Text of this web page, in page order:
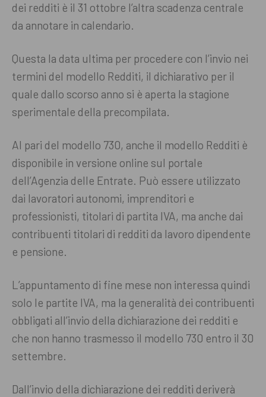
dei redditi è il 31 ottobre l’altra scadenza centrale
da annotare in calendario.
Questa la data ultima per procedere con l’invio nei
termini del modello Redditi, il dichiarativo per il
quale dallo scorso anno si è aperta la stagione
sperimentale della precompilata.
Al pari del modello 730, anche il modello Redditi è
disponibile in versione online sul portale
dell’Agenzia delle Entrate. Può essere utilizzato
dai lavoratori autonomi, imprenditori e
professionisti, titolari di partita IVA, ma anche dai
contribuenti titolari di redditi da lavoro dipendente
e pensione.
L’appuntamento di fine mese non interessa quindi
solo le partite IVA, ma la generalità dei contribuenti
obbligati all’invio della dichiarazione dei redditi e
che non hanno trasmesso il modello 730 entro il 30
settembre.
Dall’invio della dichiarazione dei redditi deriverà